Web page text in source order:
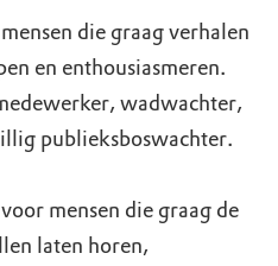
die graag verhalen
en enthousiasmeren.
wadwachter,
publieksboswachter.
mensen die graag de
laten horen,